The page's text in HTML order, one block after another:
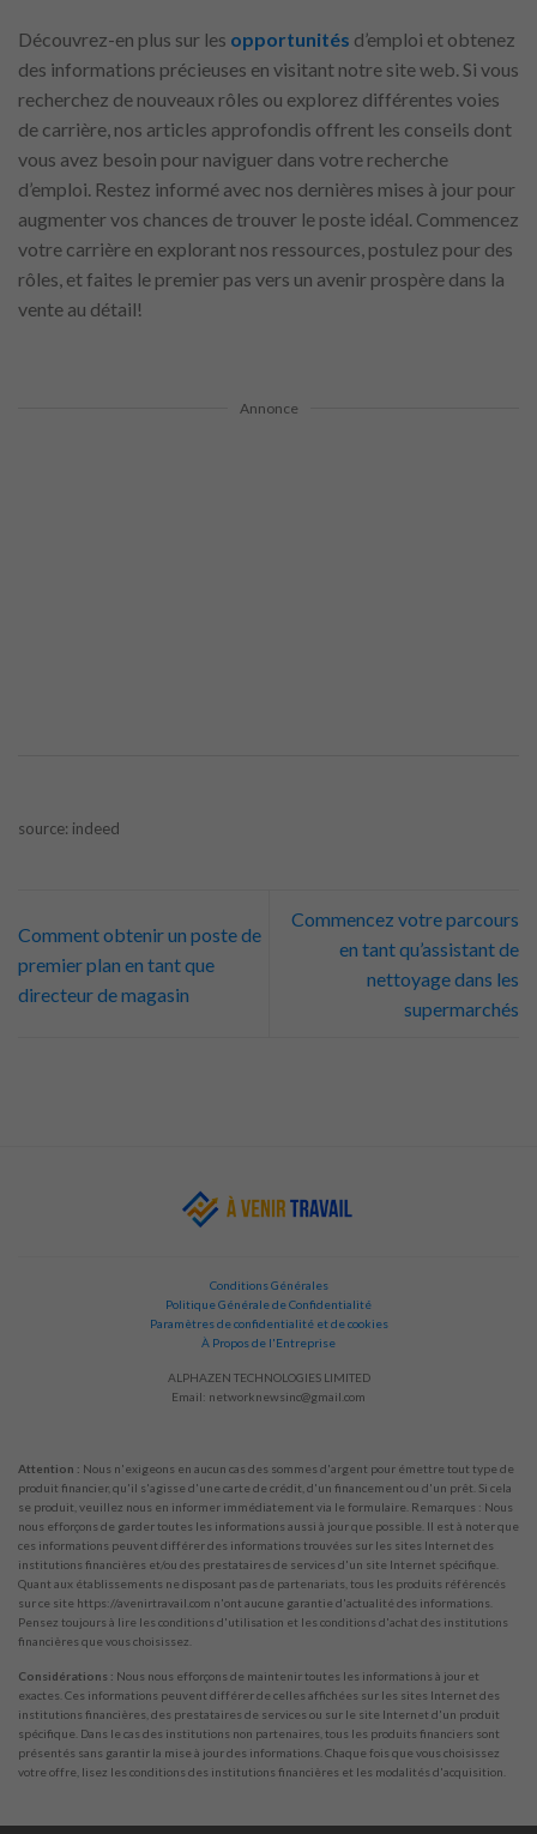
Découvrez-en plus sur les opportunités d’emploi et obtenez
des informations précieuses en visitant notre site web. Si vous
recherchez de nouveaux rôles ou explorez différentes voies
de carrière, nos articles approfondis offrent les conseils dont
vous avez besoin pour naviguer dans votre recherche
d’emploi. Restez informé avec nos dernières mises à jour pour
augmenter vos chances de trouver le poste idéal. Commencez
votre carrière en explorant nos ressources, postulez pour des
rôles, et faites le premier pas vers un avenir prospère dans la
vente au détail!
Annonce
source: indeed
Comment obtenir un poste de
premier plan en tant que
directeur de magasin
Commencez votre parcours
en tant qu’assistant de
nettoyage dans les
supermarchés
Conditions Générales
Politique Générale de Confidentialité
Paramètres de confidentialité et de cookies
À Propos de l'Entreprise
ALPHAZEN TECHNOLOGIES LIMITED
Email: networknewsinc@gmail.com
Attention : Nous n'exigeons en aucun cas des sommes d'argent pour émettre tout type de
produit financier, qu'il s'agisse d'une carte de crédit, d'un financement ou d'un prêt. Si cela
se produit, veuillez nous en informer immédiatement via le formulaire. Remarques : Nous
nous efforçons de garder toutes les informations aussi à jour que possible. Il est à noter que
ces informations peuvent différer des informations trouvées sur les sites Internet des
institutions financières et/ou des prestataires de services d'un site Internet spécifique.
Quant aux établissements ne disposant pas de partenariats, tous les produits référencés
sur ce site https://avenirtravail.com n'ont aucune garantie d'actualité des informations.
Pensez toujours à lire les conditions d'utilisation et les conditions d'achat des institutions
financières que vous choisissez.
Considérations : Nous nous efforçons de maintenir toutes les informations à jour et
exactes. Ces informations peuvent différer de celles affichées sur les sites Internet des
institutions financières, des prestataires de services ou sur le site Internet d'un produit
spécifique. Dans le cas des institutions non partenaires, tous les produits financiers sont
présentés sans garantir la mise à jour des informations. Chaque fois que vous choisissez
votre offre, lisez les conditions des institutions financières et les modalités d'acquisition.